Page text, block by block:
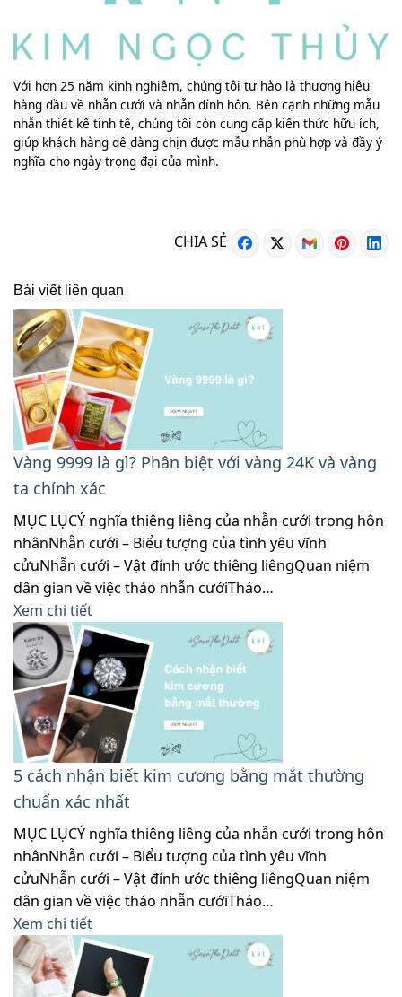
Với hơn 25 năm kinh nghiệm, chúng tôi tự hào là thương hiệu
hàng đầu về nhẫn cưới và nhẫn đính hôn. Bên cạnh những mẫu
nhẫn thiết kế tinh tế, chúng tôi còn cung cấp kiến thức hữu ích,
giúp khách hàng dễ dàng chịn được mẫu nhẫn phù hợp và đầy ý
nghĩa cho ngày trọng đại của mình.
CHIA SẺ
Bài viết liên quan
Vàng 9999 là gì? Phân biệt với vàng 24K và vàng
ta chính xác
MỤC LỤCÝ nghĩa thiêng liêng của nhẫn cưới trong hôn
nhânNhẫn cưới – Biểu tượng của tình yêu vĩnh
cửuNhẫn cưới – Vật đính ước thiêng liêngQuan niệm
dân gian về việc tháo nhẫn cướiTháo…
Xem chi tiết
5 cách nhận biết kim cương bằng mắt thường
chuẩn xác nhất
MỤC LỤCÝ nghĩa thiêng liêng của nhẫn cưới trong hôn
nhânNhẫn cưới – Biểu tượng của tình yêu vĩnh
cửuNhẫn cưới – Vật đính ước thiêng liêngQuan niệm
dân gian về việc tháo nhẫn cướiTháo…
Xem chi tiết